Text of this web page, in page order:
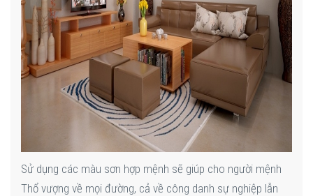
Sử dụng các màu sơn hợp mệnh sẽ giúp cho người mệnh
Thổ vượng về mọi đường, cả về công danh sự nghiệp lẫn